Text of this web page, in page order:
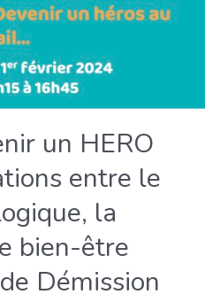
un HERO
entre le
la
bien-être
Démission